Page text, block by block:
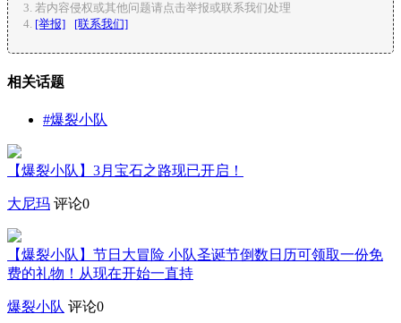
若内容侵权或其他问题请点击举报或联系我们处理
[举报]
[联系我们]
相关话题
#爆裂小队
【爆裂小队】3月宝石之路现已开启！
大尼玛 评论0
【爆裂小队】节日大冒险 小队圣诞节倒数日历可领取一份免
费的礼物！从现在开始一直持
爆裂小队 评论0